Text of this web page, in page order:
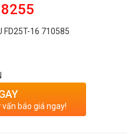
FD25T-16 710585
báo giá ngay!